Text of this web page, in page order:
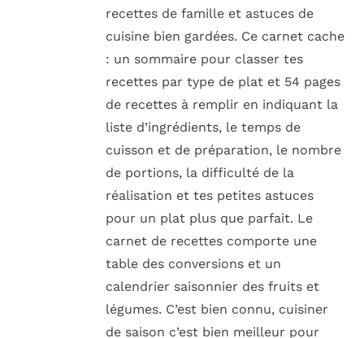
recettes de famille et astuces de
cuisine bien gardées. Ce carnet cache
: un sommaire pour classer tes
recettes par type de plat et 54 pages
de recettes à remplir en indiquant la
liste d’ingrédients, le temps de
cuisson et de préparation, le nombre
de portions, la difficulté de la
réalisation et tes petites astuces
pour un plat plus que parfait. Le
carnet de recettes comporte une
table des conversions et un
calendrier saisonnier des fruits et
légumes. C’est bien connu, cuisiner
de saison c’est bien meilleur pour